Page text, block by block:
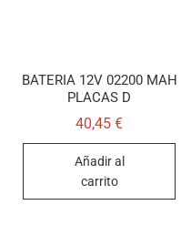
BATERIA 12V 02200 MAH
PLACAS D
40,45€
Añadir al
carrito